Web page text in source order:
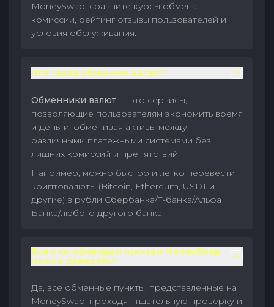
MoneySwap, сравните курсы обмена,
комиссии, рейтинг отзывы пользователей и
условия обслуживания.
Что такое обменник валют?
Обменники валют — это сервисы,
позволяющие пользователям экономить время
и деньги, обменивая активы между
различными платежными системами без
лишних комиссий и препятствий.
Например, можно быстро и легко перевести
криптовалюты (Bitcoin, Ethereum, USDT и
другие) в рубли Сбербанка/Т-банка/Альфа
Банка/любого другого банка.
Всем ли обменным пунктам MoneySwap
можно доверять?
Да, все обменные пункты, представленные на
MoneySwap, проходят тщательную проверку и